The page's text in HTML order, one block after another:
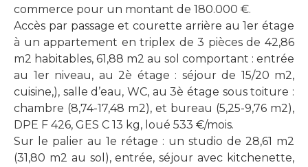
commerce pour un montant de 180.000 €.
Accès par passage et courette arrière au 1er étage
à un appartement en triplex de 3 pièces de 42,86
m2 habitables, 61,88 m2 au sol comportant : entrée
au 1er niveau, au 2è étage : séjour de 15/20 m2,
cuisine,), salle d’eau, WC, au 3è étage sous toiture :
chambre (8,74-17,48 m2), et bureau (5,25-9,76 m2),
DPE F 426, GES C 13 kg, loué 533 €/mois.
Sur le palier au 1e rétage : un studio de 28,61 m2
(31,80 m2 au sol), entrée, séjour avec kitchenette,